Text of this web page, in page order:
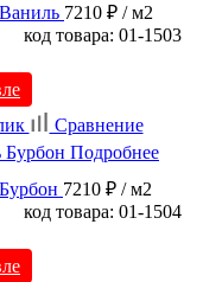
7210 ₽ / м2
код товара: 01-1503
Сравнение
Подробнее
7210 ₽ / м2
код товара: 01-1504